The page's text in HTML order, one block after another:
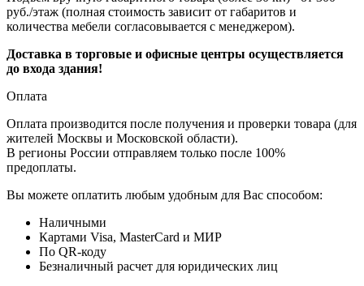
руб./этаж (полная стоимость зависит от габаритов и
количества мебели согласовывается с менеджером).
Доставка в торговые и офисные центры осуществляется
до входа здания!
Оплата
Оплата производится после получения и проверки товара (для
жителей Москвы и Московской области).
В регионы России отправляем только после 100%
предоплаты.
Вы можете оплатить любым удобным для Вас способом:
Наличными
Картами Visa, MasterCard и МИР
По QR-коду
Безналичный расчет для юридических лиц